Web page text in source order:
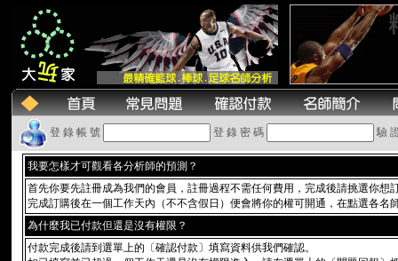
登 錄 帳 號 登 錄 密 碼 驗
我要怎樣才可觀看各分析師的預測？
首先你要先註冊成為我們的會員，註冊過程不需任何費用，完成後請挑選你想
完成訂購後在一個工作天內（不不含假日）便會將你的權可開通，在點選各名
為什麼我已付款但還是沒有權限？
付款完成後請到選單上的〔確認付款〕填寫資料供我們確認。